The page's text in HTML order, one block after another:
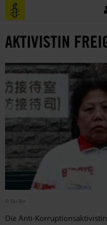
Direkt
zum
Benutzermenü
AKTIVISTIN
© Du Bin
Die Anti-